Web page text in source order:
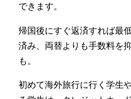
できます。
帰国後にすぐ返済すれば最
済み、両替よりも手数料を
も。
初めて海外旅行に行く学生